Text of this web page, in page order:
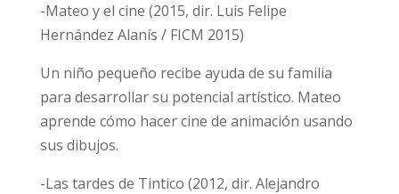
-Mateo y el cine (2015, dir. Luis Felipe
Hernández Alanís / FICM 2015)
Un niño pequeño recibe ayuda de su familia
para desarrollar su potencial artístico. Mateo
aprende cómo hacer cine de animación usando
sus dibujos.
-Las tardes de Tintico (2012, dir. Alejandro